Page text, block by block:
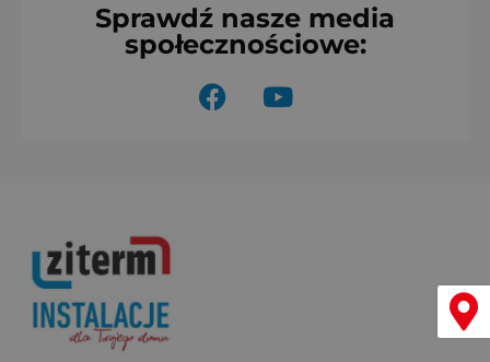
Sprawdź nasze media
społecznościowe:
F
a
Y
o
Menu